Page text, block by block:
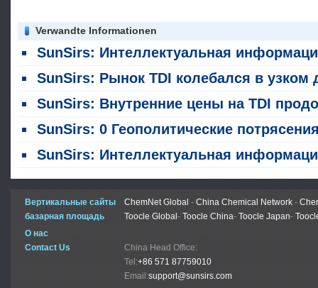
Verwandte Informationen
SunSirs: Интеллектуальная информация о сырьевых товарах в химической промышленности (29 июля
SunSirs: Рынок TDI колебался в узком диапазоне на прошлой неделе (20 - 24
SunSirs: Внутренние цены на TDI продолжают расти в июле на фоне постоянной ограниченности предложения
SunSirs: 0 Геополитические потрясения на Ближнем Востоке изменяют цепочку поставок покрытий: китайский экспорт сырья и изменения цены на 12% повышают индийский
SunSirs: Интеллектуальная информация о сырьевых товарах в химической промышленности (14 июля
Вертикальные сайты ChemNet Global - China Chemical Network -
базарная площадь
Toocle Global - Toocle China- Toocle Japan-
О нас
Contact Us
China Head Office:
Tel:+86 571 87759010
Email:support@sunsirs.com